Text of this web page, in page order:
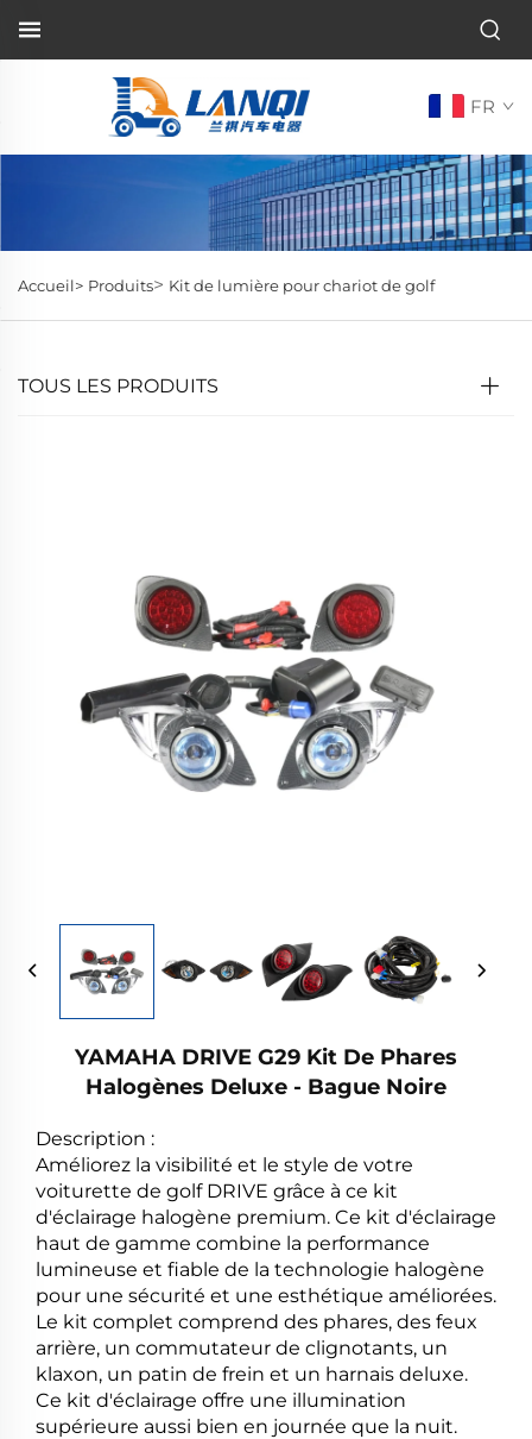
FR
Accueil> Produits> Kit de lumière pour chariot de golf
TOUS LES PRODUITS
YAMAHA DRIVE G29 Kit De Phares
Halogènes Deluxe - Bague Noire
Description :
Améliorez la visibilité et le style de votre
voiturette de golf DRIVE grâce à ce kit
d'éclairage halogène premium. Ce kit d'éclairage
haut de gamme combine la performance
lumineuse et fiable de la technologie halogène
pour une sécurité et une esthétique améliorées.
Le kit complet comprend des phares, des feux
arrière, un commutateur de clignotants, un
klaxon, un patin de frein et un harnais deluxe.
Ce kit d'éclairage offre une illumination
supérieure aussi bien en journée que la nuit.